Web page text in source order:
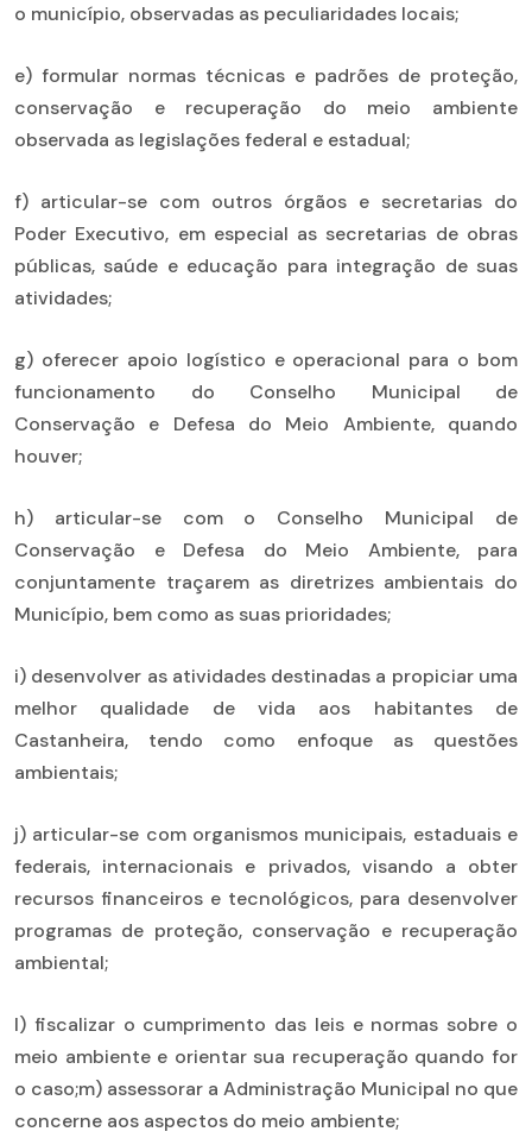
o município, observadas as peculiaridades locais;
e) formular normas técnicas e padrões de proteção,
conservação e recuperação do meio ambiente
observada as legislações federal e estadual;
f) articular-se com outros órgãos e secretarias do
Poder Executivo, em especial as secretarias de obras
públicas, saúde e educação para integração de suas
atividades;
g) oferecer apoio logístico e operacional para o bom
funcionamento do Conselho Municipal de
Conservação e Defesa do Meio Ambiente, quando
houver;
h) articular-se com o Conselho Municipal de
Conservação e Defesa do Meio Ambiente, para
conjuntamente traçarem as diretrizes ambientais do
Município, bem como as suas prioridades;
i) desenvolver as atividades destinadas a propiciar uma
melhor qualidade de vida aos habitantes de
Castanheira, tendo como enfoque as questões
ambientais;
j) articular-se com organismos municipais, estaduais e
federais, internacionais e privados, visando a obter
recursos financeiros e tecnológicos, para desenvolver
programas de proteção, conservação e recuperação
ambiental;
l) fiscalizar o cumprimento das leis e normas sobre o
meio ambiente e orientar sua recuperação quando for
o caso;m) assessorar a Administração Municipal no que
concerne aos aspectos do meio ambiente;